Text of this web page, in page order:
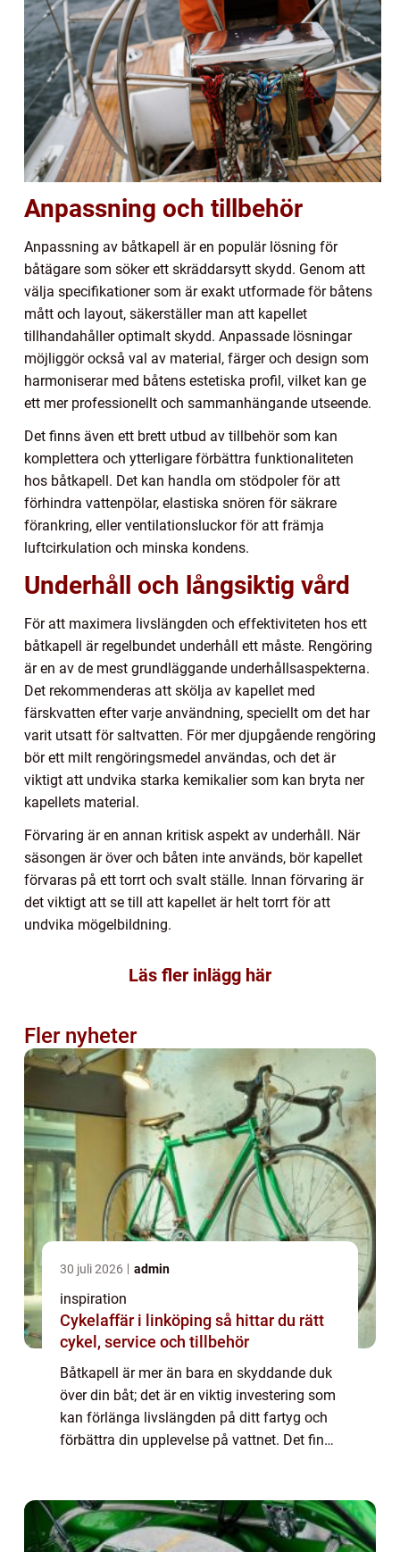
Anpassning och tillbehör
Anpassning av båtkapell är en populär lösning för
båtägare som söker ett skräddarsytt skydd. Genom att
välja specifikationer som är exakt utformade för båtens
mått och layout, säkerställer man att kapellet
tillhandahåller optimalt skydd. Anpassade lösningar
möjliggör också val av material, färger och design som
harmoniserar med båtens estetiska profil, vilket kan ge
ett mer professionellt och sammanhängande utseende.
Det finns även ett brett utbud av tillbehör som kan
komplettera och ytterligare förbättra funktionaliteten
hos båtkapell. Det kan handla om stödpoler för att
förhindra vattenpölar, elastiska snören för säkrare
förankring, eller ventilationsluckor för att främja
luftcirkulation och minska kondens.
Underhåll och långsiktig vård
För att maximera livslängden och effektiviteten hos ett
båtkapell är regelbundet underhåll ett måste. Rengöring
är en av de mest grundläggande underhållsaspekterna.
Det rekommenderas att skölja av kapellet med
färskvatten efter varje användning, speciellt om det har
varit utsatt för saltvatten. För mer djupgående rengöring
bör ett milt rengöringsmedel användas, och det är
viktigt att undvika starka kemikalier som kan bryta ner
kapellets material.
Förvaring är en annan kritisk aspekt av underhåll. När
säsongen är över och båten inte används, bör kapellet
förvaras på ett torrt och svalt ställe. Innan förvaring är
det viktigt att se till att kapellet är helt torrt för att
undvika mögelbildning.
Läs fler inlägg här
Fler nyheter
30 juli 2026 admin
inspiration
Cykelaffär i linköping så hittar du rätt
cykel, service och tillbehör
Båtkapell är mer än bara en skyddande duk
över din båt; det är en viktig investering som
kan förlänga livslängden på ditt fartyg och
förbättra din upplevelse på vattnet. Det finns